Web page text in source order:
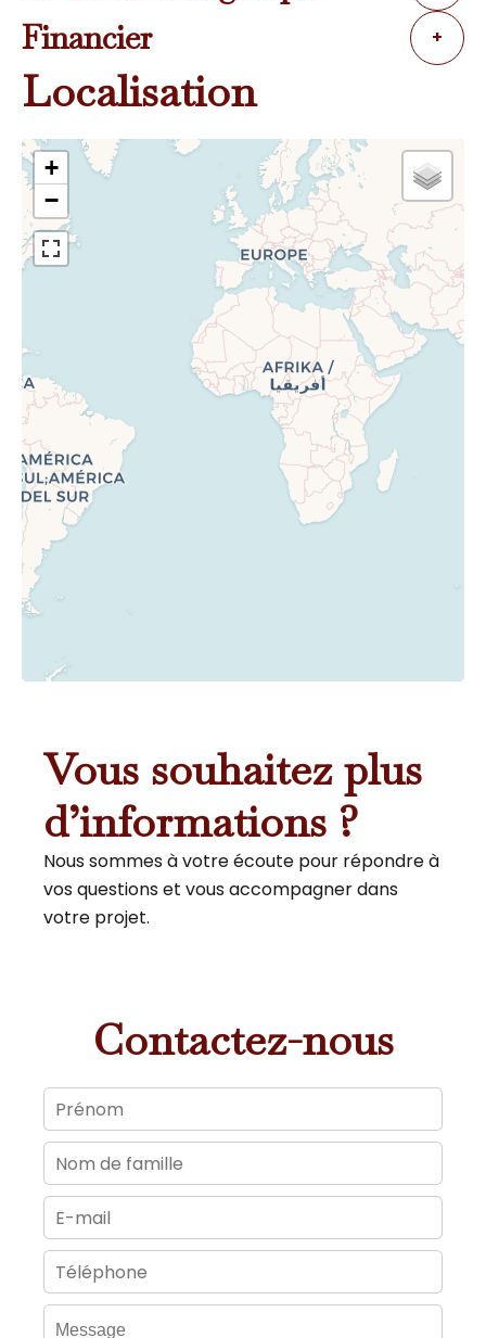
Financier +
Localisation
+
−
Vous souhaitez plus
d’informations ?
Nous sommes à votre écoute pour répondre à
vos questions et vous accompagner dans
votre projet.
Contactez-nous